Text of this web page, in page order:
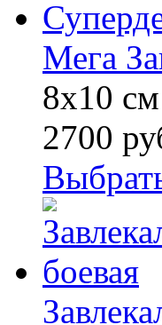
Мега
8х10
2700